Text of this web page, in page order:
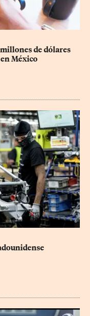
de dólares
México